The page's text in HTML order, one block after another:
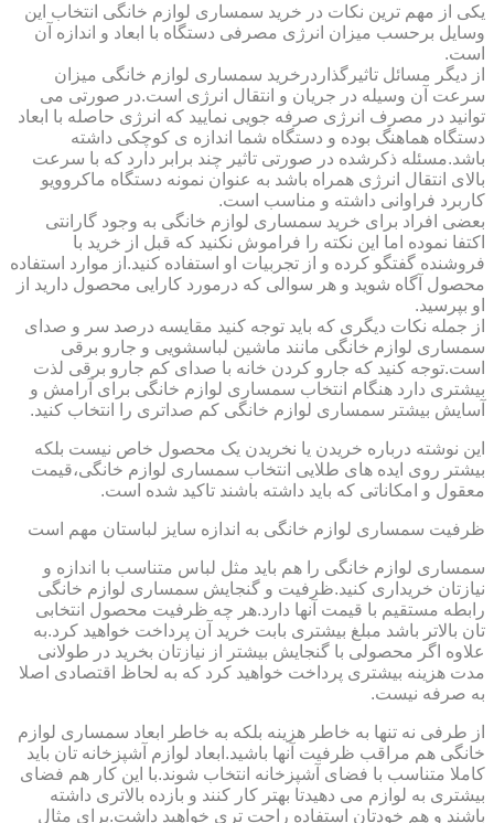
یکی از مهم ترین نکات در خرید سمساری لوازم خانگی انتخاب این
وسایل برحسب میزان انرژی مصرفی دستگاه با ابعاد و اندازه آن
است.
از دیگر مسائل تاثیرگذاردرخرید سمساری لوازم خانگی میزان
سرعت آن وسیله در جریان و انتقال انرژی است.در صورتی می
توانید در مصرف انرژی صرفه جویی نمایید که انرژی حاصله با ابعاد
دستگاه هماهنگ بوده و دستگاه شما اندازه ی کوچکی داشته
باشد.مسئله ذکرشده در صورتی تاثیر چند برابر دارد که با سرعت
بالای انتقال انرژی همراه باشد به عنوان نمونه دستگاه ماکروویو
کاربرد فراوانی داشته و مناسب است.
بعضی افراد برای خرید سمساری لوازم خانگی به وجود گارانتی
اکتفا نموده اما این نکته را فراموش نکنید که قبل از خرید با
فروشنده گفتگو کرده و از تجربیات او استفاده کنید.از موارد استفاده
محصول آگاه شوید و هر سوالی که درمورد کارایی محصول دارید از
او بپرسید.
از جمله نکات دیگری که باید توجه کنید مقایسه درصد سر و صدای
سمساری لوازم خانگی مانند ماشین لباسشویی و جارو برقی
است.توجه کنید که جارو کردن خانه با صدای کم جارو برقی لذت
بیشتری دارد هنگام انتخاب سمساری لوازم خانگی برای آرامش و
آسایش بیشتر سمساری لوازم خانگی کم صداتری را انتخاب کنید.
این نوشته درباره خریدن یا نخریدن یک محصول خاص نیست بلکه
بیشتر روی ایده های طلایی انتخاب سمساری لوازم خانگی،قیمت
معقول و امکاناتی که باید داشته باشند تاکید شده است.
ظرفیت سمساری لوازم خانگی به اندازه سایز لباستان مهم است
سمساری لوازم خانگی را هم باید مثل لباس متناسب با اندازه و
نیازتان خریداری کنید.ظرفیت و گنجایش سمساری لوازم خانگی
رابطه مستقیم با قیمت آنها دارد.هر چه ظرفیت محصول انتخابی
تان بالاتر باشد مبلغ بیشتری بابت خرید آن پرداخت خواهید کرد.به
علاوه اگر محصولی با گنجایش بیشتر از نیازتان بخرید در طولانی
مدت هزینه بیشتری پرداخت خواهید کرد که به لحاظ اقتصادی اصلا
به صرفه نیست.
از طرفی نه تنها به خاطر هزینه بلکه به خاطر ابعاد سمساری لوازم
خانگی هم مراقب ظرفیت آنها باشید.ابعاد لوازم آشپزخانه تان باید
کاملا متناسب با فضای آشپزخانه انتخاب شوند.با این کار هم فضای
بیشتری به لوازم می دهیدتا بهتر کار کنند و بازده بالاتری داشته
باشند و هم خودتان استفاده راحت تری خواهید داشت.برای مثال